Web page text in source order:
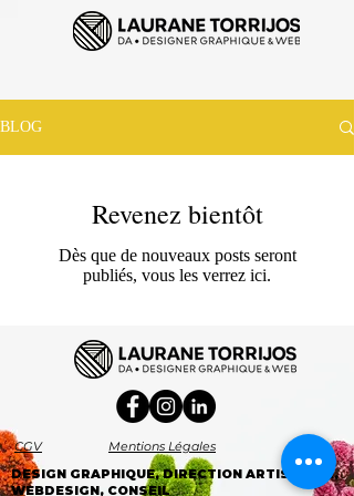
BLOG
Revenez bientôt
Dès que de nouveaux posts seront
publiés, vous les verrez ici.
CGV
Mentions Légales
DESIGN GRAPHIQUE, DIRECTION ARTISTIQUE,
WEBDESIGN, CONSEIL